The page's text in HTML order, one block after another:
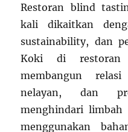
Restoran blind
kali dikaitkan
sustainability, dan
Koki di restoran
membangun
nelayan, dan
menghindari limbah
menggunakan